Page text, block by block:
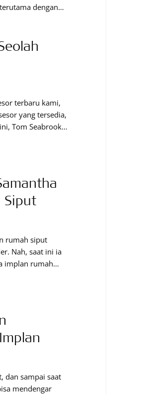
dengan
terbaru kami,
yang tersedia,
Tom Seabrook
Siput
rumah siput
Nah, saat ini ia
implan rumah
dan sampai saat
mendengar